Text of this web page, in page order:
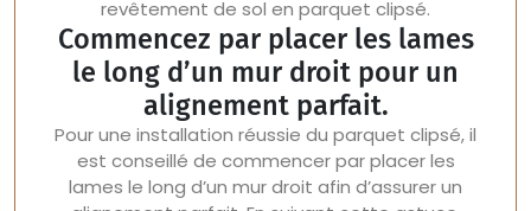
revêtement de sol en parquet clipsé.
Commencez par placer les lames
le long d’un mur droit pour un
alignement parfait.
Pour une installation réussie du parquet clipsé, il
est conseillé de commencer par placer les
lames le long d’un mur droit afin d’assurer un